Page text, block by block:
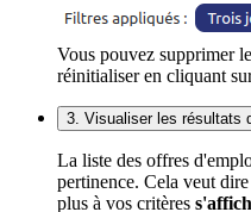
Vous pouvez supprimer
réinitialiser en cliquant
3. Visualiser les résultats
La liste des offres
pertinence. Cela veut
plus à vos critères